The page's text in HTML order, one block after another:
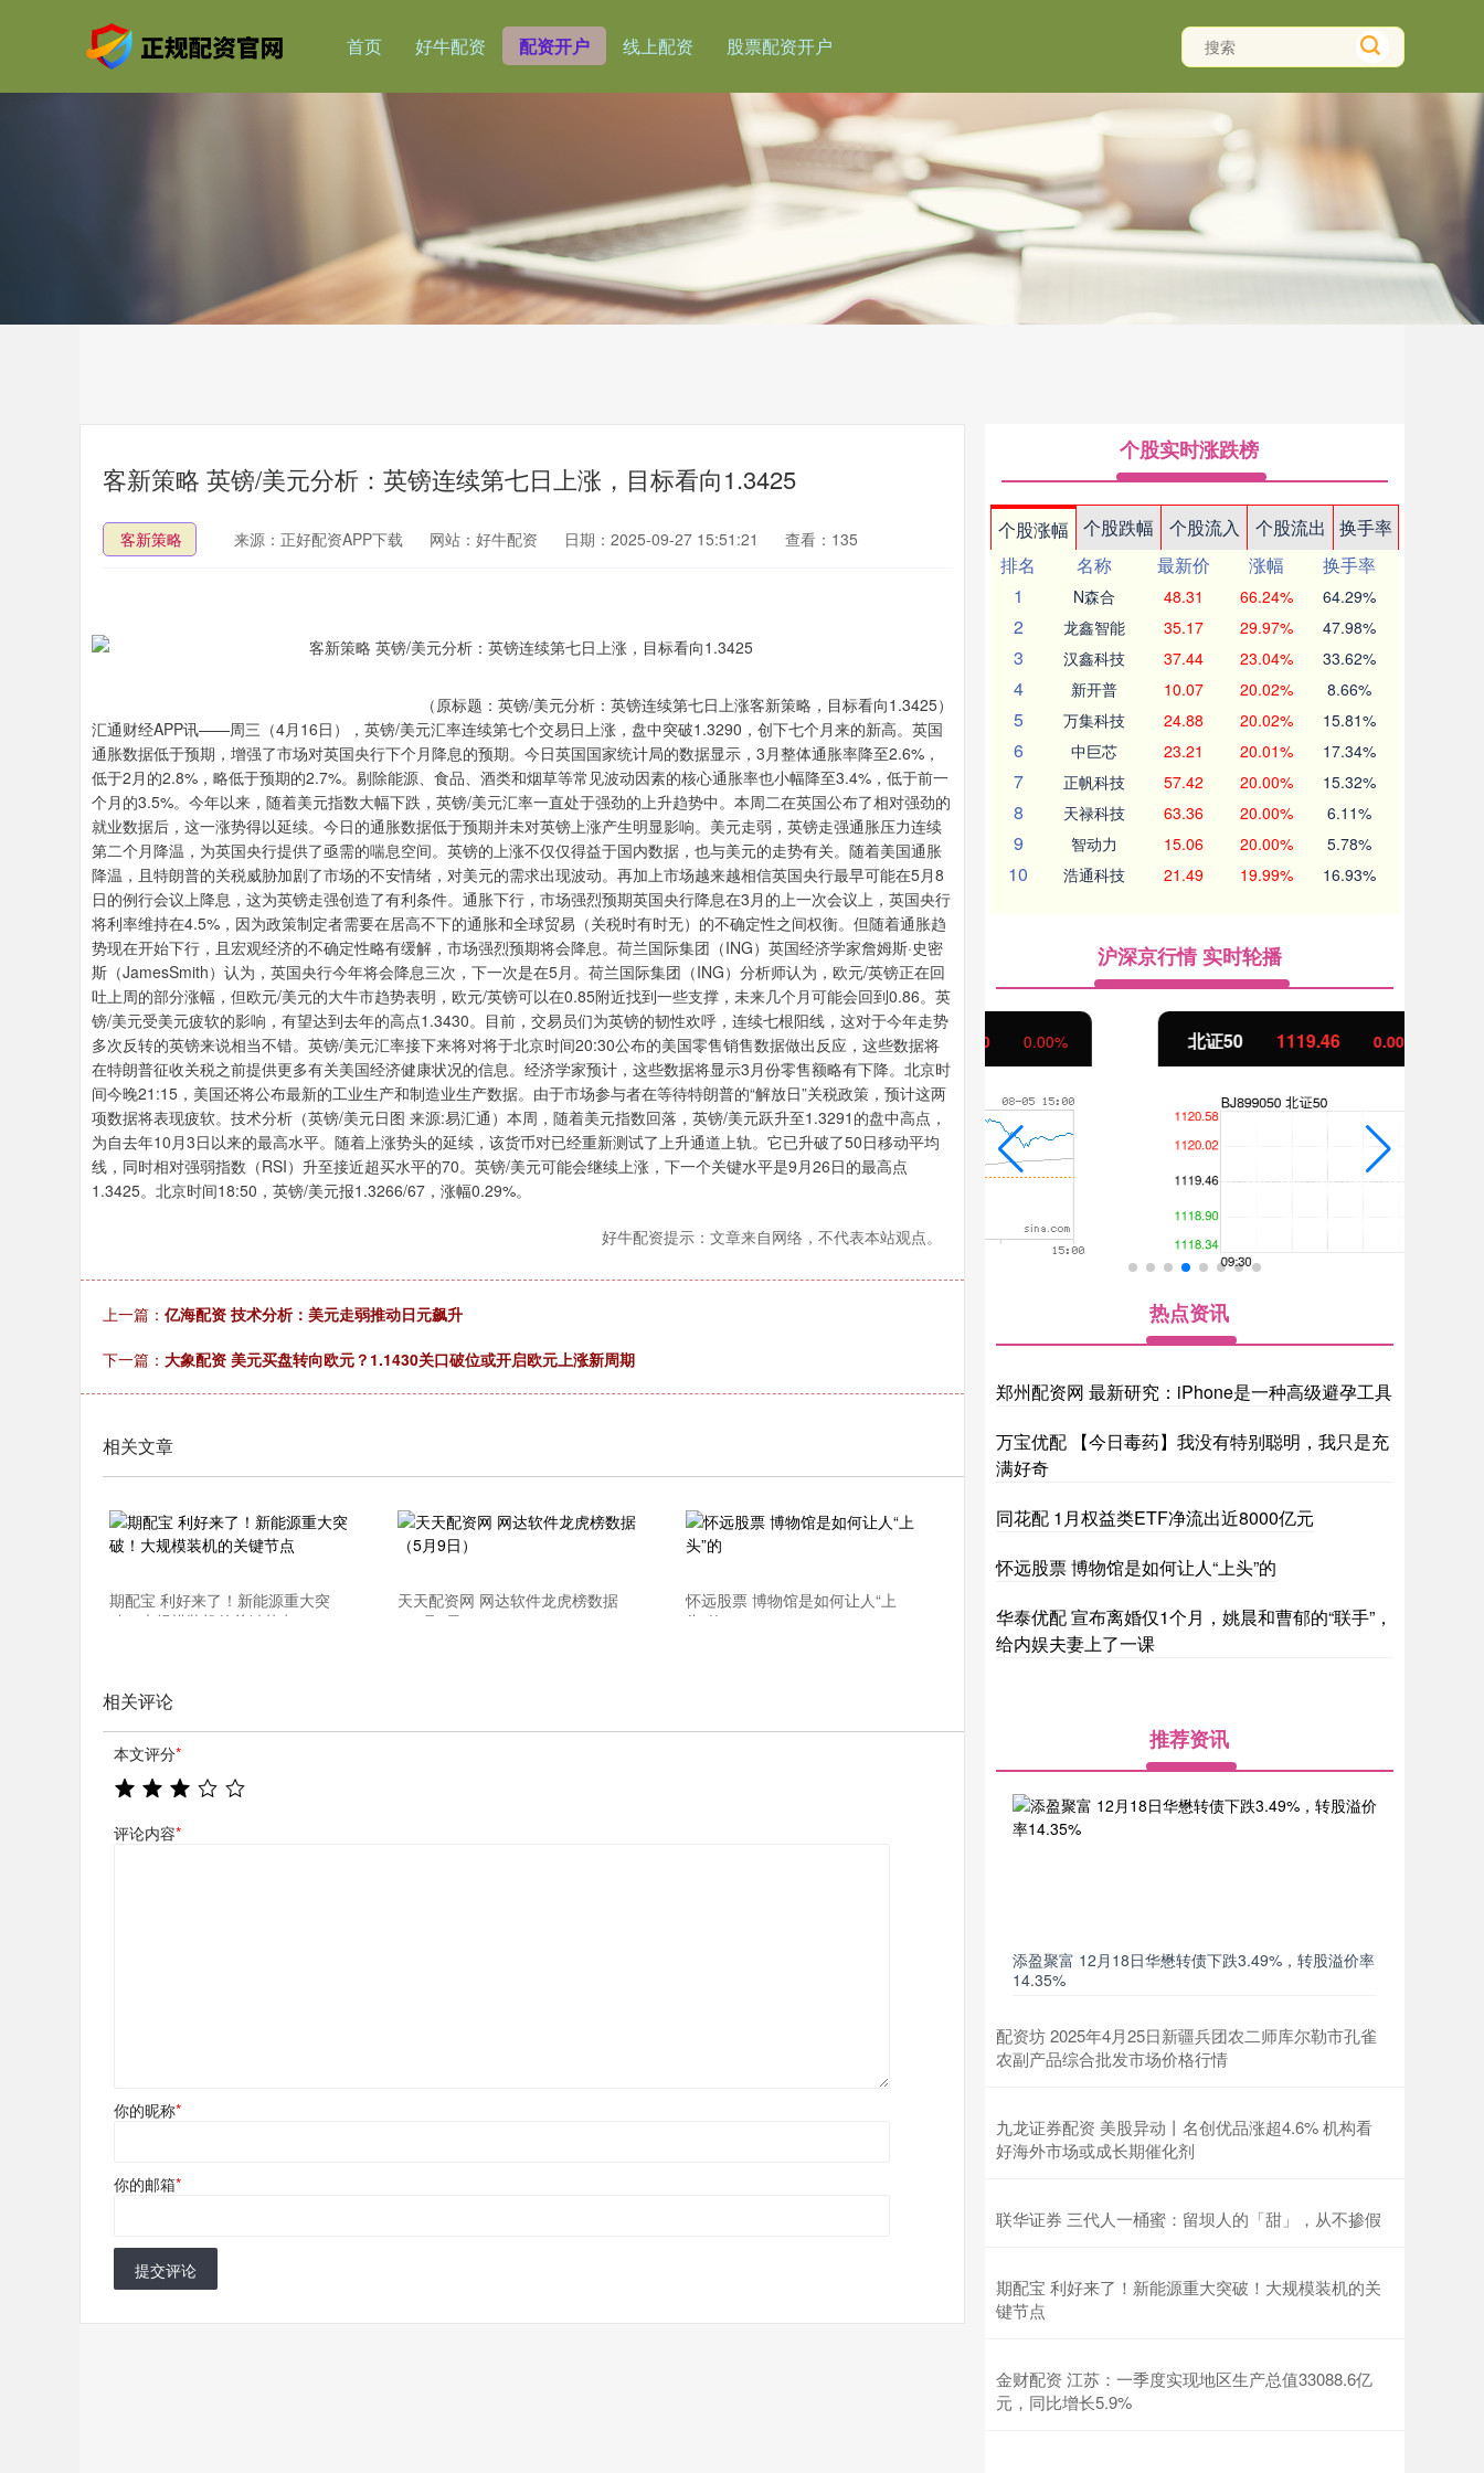
首页 好牛配资 配资开户 线上配资 股票配资开户
客新策略 英镑/美元分析：英镑连续第七日上涨，目标看向1.3425
客新策略 来源：正好配资APP下载 网站：好牛配资 日期：2025-09-27 15:51:21 查看：135
（原标题：英镑/美元分析：英镑连续第七日上涨客新策略，目标看向1.3425）
汇通财经APP讯——周三（4月16日），英镑/美元汇率连续第七个交易日上涨，盘中突破1.3290，创下七个月来的新高。英国
通胀数据低于预期，增强了市场对英国央行下个月降息的预期。今日英国国家统计局的数据显示，3月整体通胀率降至2.6%，
低于2月的2.8%，略低于预期的2.7%。剔除能源、食品、酒类和烟草等常见波动因素的核心通胀率也小幅降至3.4%，低于前一
个月的3.5%。今年以来，随着美元指数大幅下跌，英镑/美元汇率一直处于强劲的上升趋势中。本周二在英国公布了相对强劲的
就业数据后，这一涨势得以延续。今日的通胀数据低于预期并未对英镑上涨产生明显影响。美元走弱，英镑走强通胀压力连续
第二个月降温，为英国央行提供了亟需的喘息空间。英镑的上涨不仅仅得益于国内数据，也与美元的走势有关。随着美国通胀
降温，且特朗普的关税威胁加剧了市场的不安情绪，对美元的需求出现波动。再加上市场越来越相信英国央行最早可能在5月8
日的例行会议上降息，这为英镑走强创造了有利条件。通胀下行，市场强烈预期英国央行降息在3月的上一次会议上，英国央行
将利率维持在4.5%，因为政策制定者需要在居高不下的通胀和全球贸易（关税时有时无）的不确定性之间权衡。但随着通胀趋
势现在开始下行，且宏观经济的不确定性略有缓解，市场强烈预期将会降息。荷兰国际集团（ING）英国经济学家詹姆斯·史密
斯（JamesSmith）认为，英国央行今年将会降息三次，下一次是在5月。荷兰国际集团（ING）分析师认为，欧元/英镑正在回
吐上周的部分涨幅，但欧元/美元的大牛市趋势表明，欧元/英镑可以在0.85附近找到一些支撑，未来几个月可能会回到0.86。英
镑/美元受美元疲软的影响，有望达到去年的高点1.3430。目前，交易员们为英镑的韧性欢呼，连续七根阳线，这对于今年走势
多次反转的英镑来说相当不错。英镑/美元汇率接下来将对将于北京时间20:30公布的美国零售销售数据做出反应，这些数据将
在特朗普征收关税之前提供更多有关美国经济健康状况的信息。经济学家预计，这些数据将显示3月份零售额略有下降。北京时
间今晚21:15，美国还将公布最新的工业生产和制造业生产数据。由于市场参与者在等待特朗普的“解放日”关税政策，预计这两
项数据将表现疲软。技术分析（英镑/美元日图 来源:易汇通）本周，随着美元指数回落，英镑/美元跃升至1.3291的盘中高点，
为自去年10月3日以来的最高水平。随着上涨势头的延续，该货币对已经重新测试了上升通道上轨。它已升破了50日移动平均
线，同时相对强弱指数（RSI）升至接近超买水平的70。英镑/美元可能会继续上涨，下一个关键水平是9月26日的最高点
1.3425。北京时间18:50，英镑/美元报1.3266/67，涨幅0.29%。
好牛配资提示：文章来自网络，不代表本站观点。
上一篇： 亿海配资 技术分析：美元走弱推动日元飙升
下一篇： 大象配资 美元买盘转向欧元？1.1430关口破位或开启欧元上涨新周期
相关文章
期配宝 利好来了！新能源重大突
破！大规模装机的关键节点
天天配资网 网达软件龙虎榜数据
（5月9日）
怀远股票 博物馆是如何让人“上
头”的
相关评论
本文评分*
评论内容*
你的昵称*
你的邮箱*
提交评论
个股实时涨跌榜
个股涨幅 个股跌幅 个股流入 个股流出
换手率
排名
名称 最新价 涨幅
换手率
1
N森合 48.31 66.24% 64.29%
2 龙鑫智能 35.17 29.97% 47.98%
3 汉鑫科技 37.44 23.04% 33.62%
4 新开普 10.07 20.02% 8.66%
5 万集科技 24.88 20.02% 15.81%
6 中巨芯 23.21 20.01% 17.34%
7 正帆科技 57.42 20.00% 15.32%
8 天禄科技 63.36 20.00% 6.11%
9 智动力 15.06 20.00% 5.78%
10 浩通科技 21.49 19.99% 16.93%
沪深京行情 实时轮播
0.00% 深证成指 0.00 0.00 0.00% 沪深300 4658.15 0.00 0.00% 北证50 1119.46 0.00 0.00%
热点资讯
郑州配资网 最新研究：iPhone是一种高级避孕工具
万宝优配 【今日毒药】我没有特别聪明，我只是充
满好奇
同花配 1月权益类ETF净流出近8000亿元
怀远股票 博物馆是如何让人“上头”的
华泰优配 宣布离婚仅1个月，姚晨和曹郁的“联手”，
给内娱夫妻上了一课
推荐资讯
添盈聚富 12月18日华懋转债下跌3.49%，转股溢价率
14.35%
配资坊 2025年4月25日新疆兵团农二师库尔勒市孔雀
农副产品综合批发市场价格行情
九龙证券配资 美股异动丨名创优品涨超4.6% 机构看
好海外市场或成长期催化剂
联华证券 三代人一桶蜜：留坝人的「甜」，从不掺假
期配宝 利好来了！新能源重大突破！大规模装机的关
键节点
金财配资 江苏：一季度实现地区生产总值33088.6亿
元，同比增长5.9%